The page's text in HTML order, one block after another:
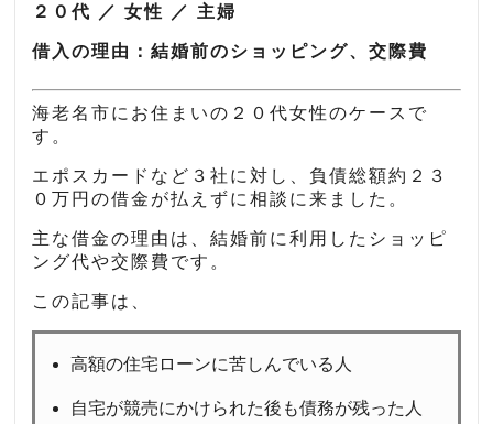
２０代 ／ 女性 ／ 主婦
借入の理由：結婚前のショッピング、交際費
海老名市にお住まいの２０代女性のケースで
す。
エポスカードなど３社に対し、負債総額約２３
０万円の借金が払えずに相談に来ました。
主な借金の理由は、結婚前に利用したショッピ
ング代や交際費です。
この記事は、
高額の住宅ローンに苦しんでいる人
自宅が競売にかけられた後も債務が残った人